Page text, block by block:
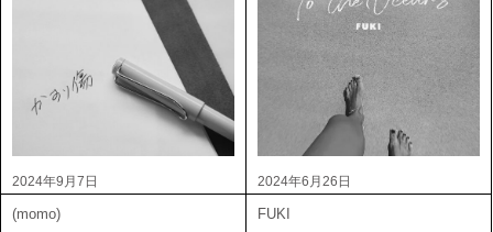
2024年9月7日
(momo)
2024年6月26日
FUKI